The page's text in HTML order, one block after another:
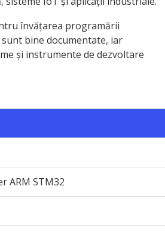
învățarea programării
bine documentate, iar
și instrumente de dezvoltare
ARM STM32